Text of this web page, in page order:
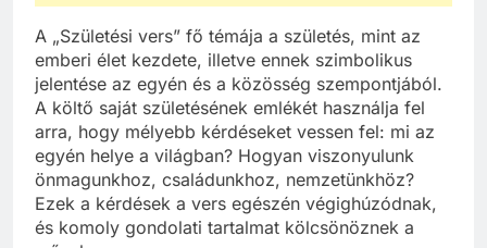
A „Születési vers” fő témája a születés, mint az
emberi élet kezdete, illetve ennek szimbolikus
jelentése az egyén és a közösség szempontjából.
A költő saját születésének emlékét használja fel
arra, hogy mélyebb kérdéseket vessen fel: mi az
egyén helye a világban? Hogyan viszonyulunk
önmagunkhoz, családunkhoz, nemzetünkhöz?
Ezek a kérdések a vers egészén végighúzódnak,
és komoly gondolati tartalmat kölcsönöznek a